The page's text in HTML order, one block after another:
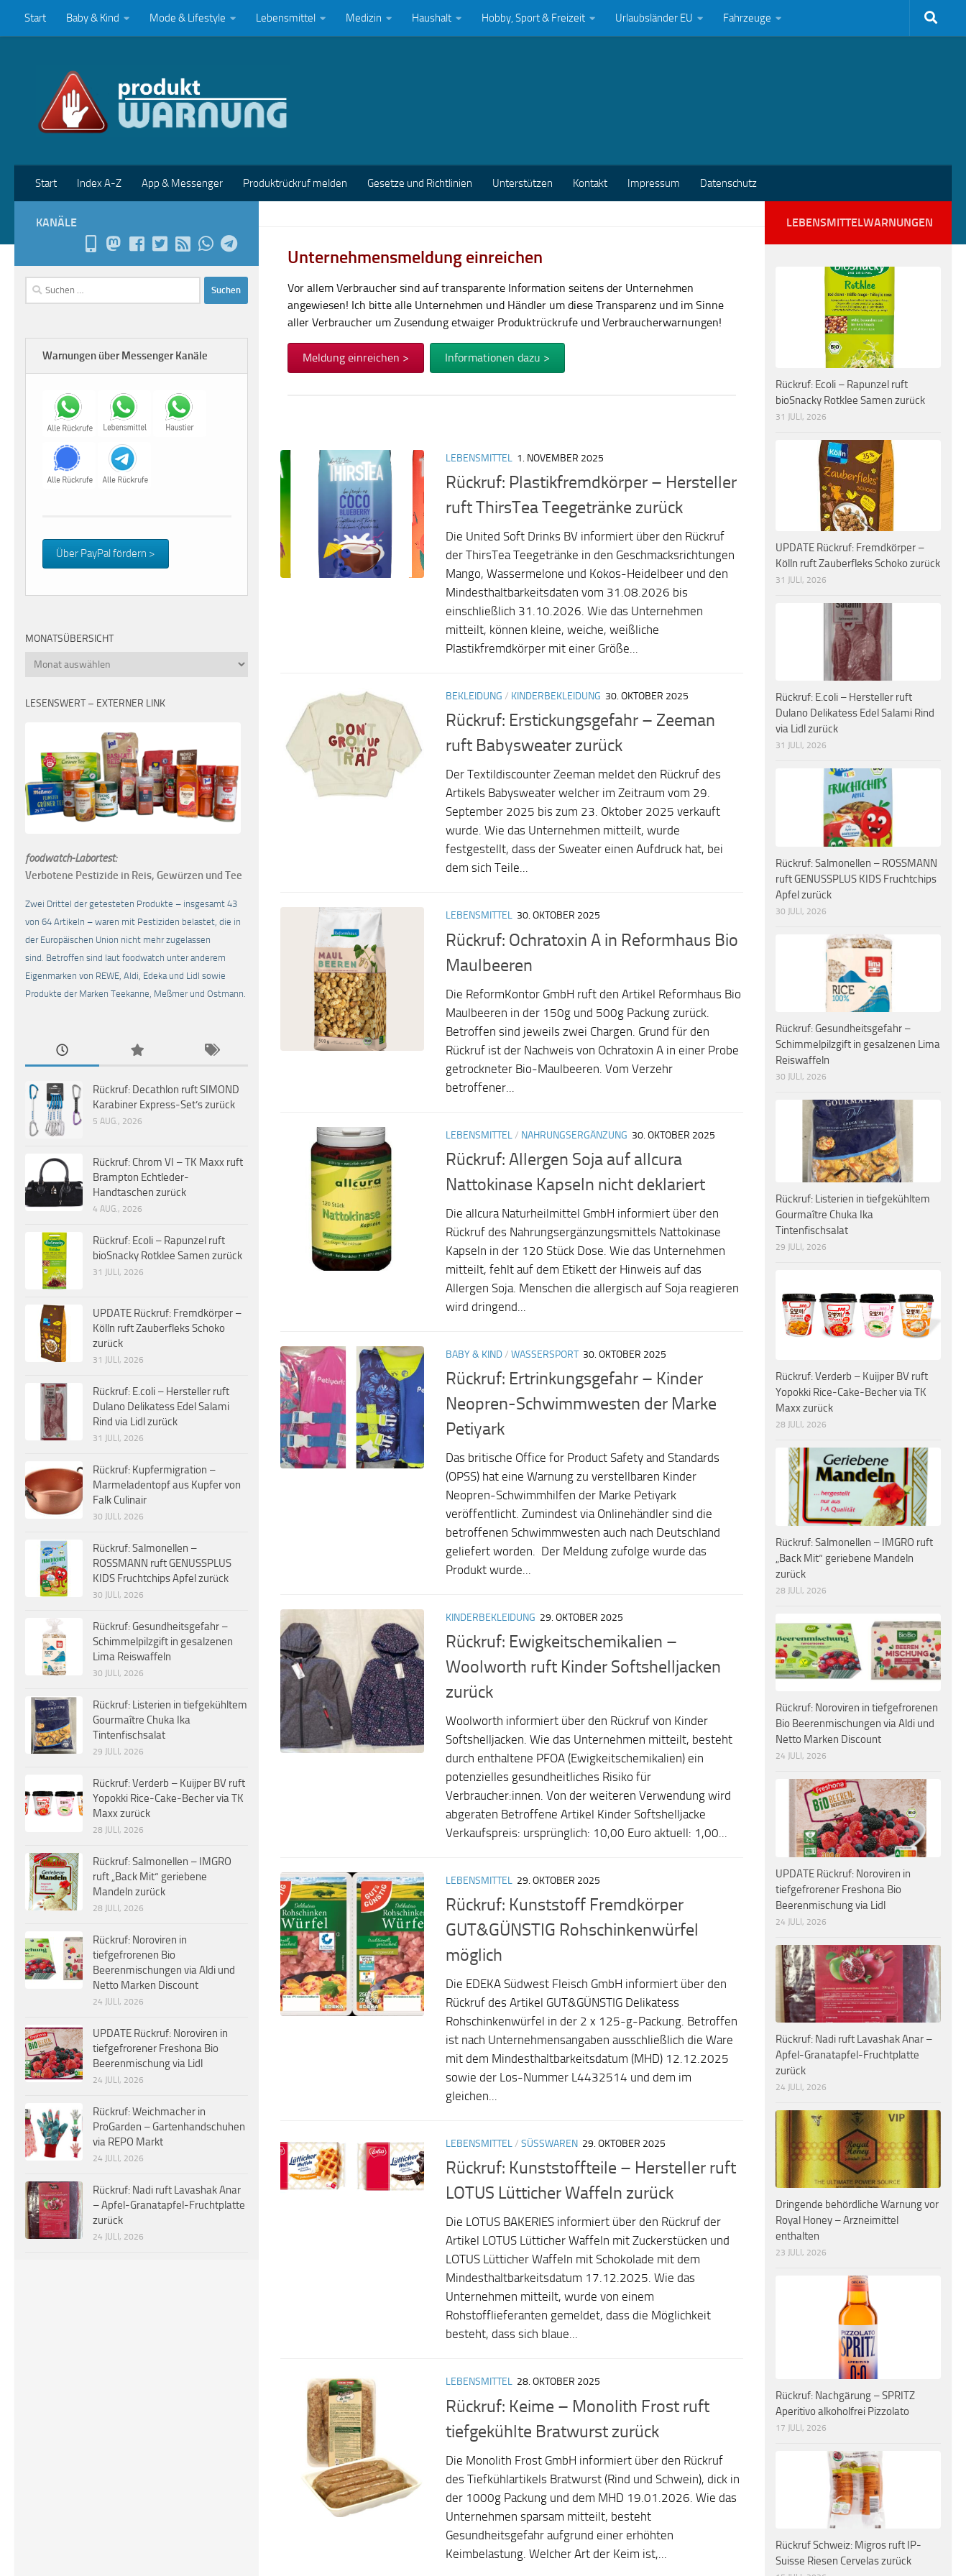
Zum Inhalt springen
Start Baby & Kind Mode & Lifestyle Lebensmittel Medizin Haushalt Hobby, Sport & Freizeit Urlaubsländer EU Fahrzeuge
Start Index A-Z App & Messenger Produktrückruf melden Gesetze und Richtlinien Unterstützen Kontakt Impressum Datenschutz
Unternehmensmeldung einreichen
Vor allem Verbraucher sind auf transparente Information seitens der Unternehmen
angewiesen! Ich bitte alle Unternehmen und Händler um diese Transparenz und im Sinne
aller Verbraucher um Zusendung etwaiger Produktrückrufe und Verbraucherwarnungen!
Meldung einreichen > Informationen dazu >
LEBENSMITTEL 1. NOVEMBER 2025
Rückruf: Plastikfremdkörper – Hersteller
ruft ThirsTea Teegetränke zurück
Die United Soft Drinks BV informiert über den Rückruf
der ThirsTea Teegetränke in den Geschmacksrichtungen
Mango, Wassermelone und Kokos-Heidelbeer und den
Mindesthaltbarkeitsdaten vom 31.08.2026 bis
einschließlich 31.10.2026. Wie das Unternehmen
mitteilt, können kleine, weiche, weißliche
Plastikfremdkörper mit einer Größe...
BEKLEIDUNG / KINDERBEKLEIDUNG 30. OKTOBER 2025
Rückruf: Erstickungsgefahr – Zeeman
ruft Babysweater zurück
Der Textildiscounter Zeeman meldet den Rückruf des
Artikels Babysweater welcher im Zeitraum vom 29.
September 2025 bis zum 23. Oktober 2025 verkauft
wurde. Wie das Unternehmen mitteilt, wurde
festgestellt, dass der Sweater einen Aufdruck hat, bei
dem sich Teile...
LEBENSMITTEL 30. OKTOBER 2025
Rückruf: Ochratoxin A in Reformhaus Bio
Maulbeeren
Die ReformKontor GmbH ruft den Artikel Reformhaus Bio
Maulbeeren in der 150g und 500g Packung zurück.
Betroffen sind jeweils zwei Chargen. Grund für den
Rückruf ist der Nachweis von Ochratoxin A in einer Probe
getrockneter Bio-Maulbeeren. Vom Verzehr
betroffener...
LEBENSMITTEL/ NAHRUNGSERGÄNZUNG 30. OKTOBER 2025
Rückruf: Allergen Soja auf allcura
Nattokinase Kapseln nicht deklariert
Die allcura Naturheilmittel GmbH informiert über den
Rückruf des Nahrungsergänzungsmittels Nattokinase
Kapseln in der 120 Stück Dose. Wie das Unternehmen
mitteilt, fehlt auf dem Etikett der Hinweis auf das
Allergen Soja. Menschen die allergisch auf Soja reagieren
wird dringend...
BABY & KIND/ WASSERSPORT 30. OKTOBER 2025
Rückruf: Ertrinkungsgefahr – Kinder
Neopren-Schwimmwesten der Marke
Petiyark
Das britische Office for Product Safety and Standards
(OPSS) hat eine Warnung zu verstellbaren Kinder
Neopren-Schwimmhilfen der Marke Petiyark
veröffentlicht. Zumindest via Onlinehändler sind die
betroffenen Schwimmwesten auch nach Deutschland
geliefert worden. Der Meldung zufolge wurde das
Produkt wurde...
KINDERBEKLEIDUNG 29. OKTOBER 2025
Rückruf: Ewigkeitschemikalien –
Woolworth ruft Kinder Softshelljacken
zurück
Woolworth informiert über den Rückruf von Kinder
Softshelljacken. Wie das Unternehmen mitteilt, besteht
durch enthaltene PFOA (Ewigkeitschemikalien) ein
potenzielles gesundheitliches Risiko für
Verbraucher:innen. Von der weiteren Verwendung wird
abgeraten Betroffene Artikel Kinder Softshelljacke
Verkaufspreis: ursprünglich: 10,00 Euro aktuell: 1,00...
LEBENSMITTEL 29. OKTOBER 2025
Rückruf: Kunststoff Fremdkörper
GUT&GÜNSTIG Rohschinkenwürfel
möglich
Die EDEKA Südwest Fleisch GmbH informiert über den
Rückruf des Artikel GUT&GÜNSTIG Delikatess
Rohschinkenwürfel in der 2 x 125-g-Packung. Betroffen
ist nach Unternehmensangaben ausschließlich die Ware
mit dem Mindesthaltbarkeitsdatum (MHD) 12.12.2025
sowie der Los-Nummer L4432514 und dem im
gleichen...
LEBENSMITTEL/ SÜSSWAREN 29. OKTOBER 2025
Rückruf: Kunststoffteile – Hersteller ruft
LOTUS Lütticher Waffeln zurück
Die LOTUS BAKERIES informiert über den Rückruf der
Artikel LOTUS Lütticher Waffeln mit Zuckerstücken und
LOTUS Lütticher Waffeln mit Schokolade mit dem
Mindesthaltbarkeitsdatum 17.12.2025. Wie das
Unternehmen mitteilt, wurde von einem
Rohstofflieferanten gemeldet, dass die Möglichkeit
besteht, dass sich blaue...
LEBENSMITTEL 28. OKTOBER 2025
Rückruf: Keime – Monolith Frost ruft
tiefgekühlte Bratwurst zurück
Die Monolith Frost GmbH informiert über den Rückruf
des Tiefkühlartikels Bratwurst (Rind und Schwein), dick in
der 1000g Packung und dem MHD 19.01.2026. Wie das
Unternehmen sparsam mitteilt, besteht
Gesundheitsgefahr aufgrund einer erhöhten
Keimbelastung. Welcher Art der Keim ist,...
KANÄLE
Suchen
nach:
Warnungen über Messenger Kanäle
Über PayPal fördern >
MONATSÜBERSICHT
Monatsübersicht
LESENSWERT – EXTERNER LINK
foodwatch-Labortest:
Verbotene Pestizide in Reis, Gewürzen und Tee
Zwei Drittel der getesteten Produkte – insgesamt 43
von 64 Artikeln – waren mit Pestiziden belastet, die in
der Europäischen Union nicht mehr zugelassen
sind. Betroffen sind laut foodwatch unter anderem
Eigenmarken von REWE, Aldi, Edeka und Lidl sowie
Produkte der Marken Teekanne, Meßmer und Ostmann.
Rückruf: Decathlon ruft SIMOND
Karabiner Express-Set’s zurück
5 AUG., 2026
Rückruf: Chrom VI – TK Maxx ruft
Brampton Echtleder-
Handtaschen zurück
4 AUG., 2026
Rückruf: Ecoli – Rapunzel ruft
bioSnacky Rotklee Samen zurück
31 JULI, 2026
UPDATE Rückruf: Fremdkörper –
Kölln ruft Zauberfleks Schoko
zurück
31 JULI, 2026
Rückruf: E.coli – Hersteller ruft
Dulano Delikatess Edel Salami
Rind via Lidl zurück
31 JULI, 2026
Rückruf: Kupfermigration –
Marmeladentopf aus Kupfer von
Falk Culinair
30 JULI, 2026
Rückruf: Salmonellen –
ROSSMANN ruft GENUSSPLUS
KIDS Fruchtchips Apfel zurück
30 JULI, 2026
Rückruf: Gesundheitsgefahr –
Schimmelpilzgift in gesalzenen
Lima Reiswaffeln
30 JULI, 2026
Rückruf: Listerien in tiefgekühltem
Gourmaître Chuka Ika
Tintenfischsalat
29 JULI, 2026
Rückruf: Verderb – Kuijper BV ruft
Yopokki Rice-Cake-Becher via TK
Maxx zurück
28 JULI, 2026
Rückruf: Salmonellen – IMGRO
ruft „Back Mit“ geriebene
Mandeln zurück
28 JULI, 2026
Rückruf: Noroviren in
tiefgefrorenen Bio
Beerenmischungen via Aldi und
Netto Marken Discount
24 JULI, 2026
UPDATE Rückruf: Noroviren in
tiefgefrorener Freshona Bio
Beerenmischung via Lidl
24 JULI, 2026
Rückruf: Weichmacher in
ProGarden – Gartenhandschuhen
via REPO Markt
24 JULI, 2026
Rückruf: Nadi ruft Lavashak Anar
– Apfel-Granatapfel-Fruchtplatte
zurück
24 JULI, 2026
LEBENSMITTELWARNUNGEN
Rückruf: Ecoli – Rapunzel ruft
bioSnacky Rotklee Samen zurück
31 JULI, 2026
UPDATE Rückruf: Fremdkörper –
Kölln ruft Zauberfleks Schoko zurück
31 JULI, 2026
Rückruf: E.coli – Hersteller ruft
Dulano Delikatess Edel Salami Rind
via Lidl zurück
31 JULI, 2026
Rückruf: Salmonellen – ROSSMANN
ruft GENUSSPLUS KIDS Fruchtchips
Apfel zurück
30 JULI, 2026
Rückruf: Gesundheitsgefahr –
Schimmelpilzgift in gesalzenen Lima
Reiswaffeln
30 JULI, 2026
Rückruf: Listerien in tiefgekühltem
Gourmaître Chuka Ika
Tintenfischsalat
29 JULI, 2026
Rückruf: Verderb – Kuijper BV ruft
Yopokki Rice-Cake-Becher via TK
Maxx zurück
28 JULI, 2026
Rückruf: Salmonellen – IMGRO ruft
„Back Mit“ geriebene Mandeln
zurück
28 JULI, 2026
Rückruf: Noroviren in tiefgefrorenen
Bio Beerenmischungen via Aldi und
Netto Marken Discount
24 JULI, 2026
UPDATE Rückruf: Noroviren in
tiefgefrorener Freshona Bio
Beerenmischung via Lidl
24 JULI, 2026
Rückruf: Nadi ruft Lavashak Anar –
Apfel-Granatapfel-Fruchtplatte
zurück
24 JULI, 2026
Dringende behördliche Warnung vor
Royal Honey – Arzneimittel
enthalten
23 JULI, 2026
Rückruf: Nachgärung – SPRITZ
Aperitivo alkoholfrei Pizzolato
17 JULI, 2026
Rückruf Schweiz: Migros ruft IP-
Suisse Riesen Cervelas zurück